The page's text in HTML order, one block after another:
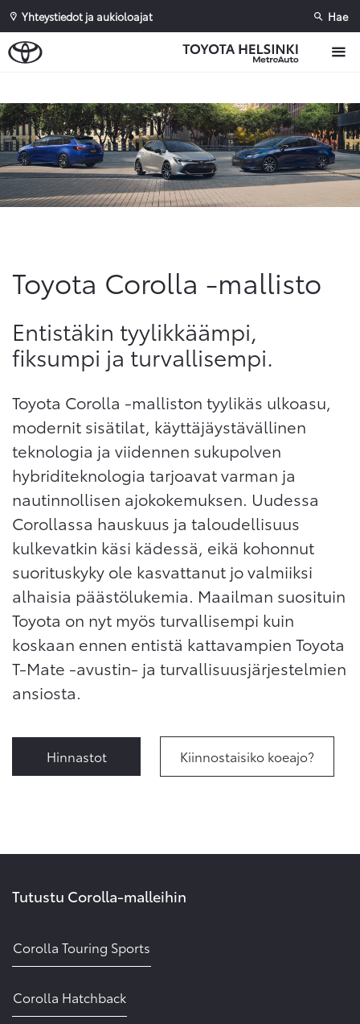
Yhteystiedot ja aukioloajat Hae
Toyota Corolla -mallisto
Entistäkin tyylikkäämpi,
fiksumpi ja turvallisempi.
Toyota Corolla -malliston tyylikäs ulkoasu,
modernit sisätilat, käyttäjäystävällinen
teknologia ja viidennen sukupolven
hybriditeknologia tarjoavat varman ja
nautinnollisen ajokokemuksen. Uudessa
Corollassa hauskuus ja taloudellisuus
kulkevatkin käsi kädessä, eikä kohonnut
suorituskyky ole kasvattanut jo valmiiksi
alhaisia päästölukemia. Maailman suosituin
Toyota on nyt myös turvallisempi kuin
koskaan ennen entistä kattavampien Toyota
T-Mate -avustin- ja turvallisuusjärjestelmien
ansiosta.
Hinnastot Kiinnostaisiko koeajo?
Tutustu Corolla-malleihin
Corolla Touring Sports
Corolla Hatchback
Sivuhaku